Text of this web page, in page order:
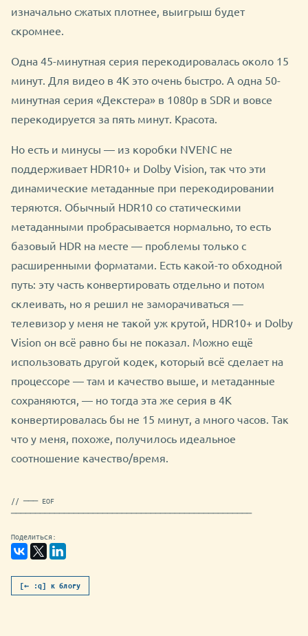
изначально сжатых плотнее, выигрыш будет
скромнее.
Одна 45-минутная серия перекодировалась около 15
минут. Для видео в 4K это очень быстро. А одна 50-
минутная серия «Декстера» в 1080p в SDR и вовсе
перекодируется за пять минут. Красота.
Но есть и минусы — из коробки NVENC не
поддерживает HDR10+ и Dolby Vision, так что эти
динамические метаданные при перекодировании
теряются. Обычный HDR10 со статическими
метаданными пробрасывается нормально, то есть
базовый HDR на месте — проблемы только с
расширенными форматами. Есть какой-то обходной
путь: эту часть конвертировать отдельно и потом
склеивать, но я решил не заморачиваться —
телевизор у меня не такой уж крутой, HDR10+ и Dolby
Vision он всё равно бы не показал. Можно ещё
использовать другой кодек, который всё сделает на
процессоре — там и качество выше, и метаданные
сохраняются, — но тогда эта же серия в 4K
конвертировалась бы не 15 минут, а много часов. Так
что у меня, похоже, получилось идеальное
соотношение качество/время.
// ─── EOF
──────────────────────────────────────────────────
Поделиться:
[← :q] к блогу